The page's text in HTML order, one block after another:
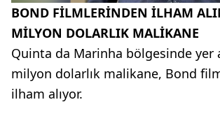
BOND FİLMLERİNDEN İLHAM
MİLYON DOLARLIK MALİKANE
Quinta da Marinha bölgesinde yer
milyon dolarlık malikane, Bond
ilham alıyor.